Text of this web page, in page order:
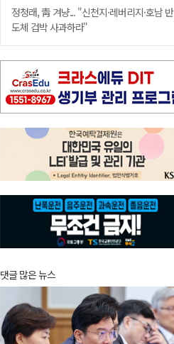
정청래, 靑 겨냥... "신천지·레버리지·호남 반
도체 겁박 사과하라"
댓글 많은 뉴스